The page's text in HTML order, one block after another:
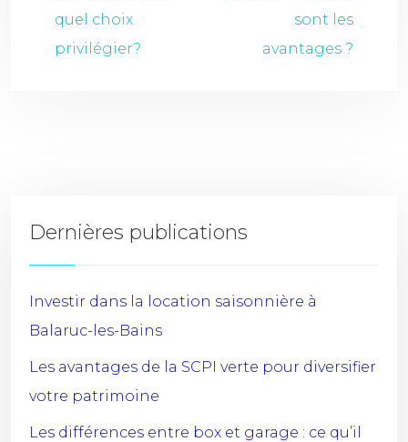
quel choix
privilégier?
sont les
avantages ?
Dernières publications
Investir dans la location saisonnière à
Balaruc-les-Bains
Les avantages de la SCPI verte pour diversifier
votre patrimoine
Les différences entre box et garage : ce qu’il